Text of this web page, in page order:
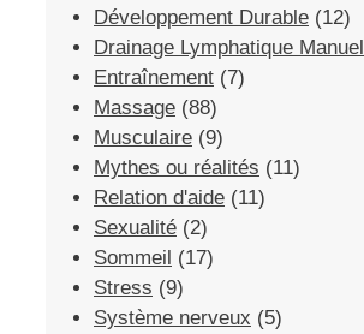
Développement Durable (12)
Drainage Lymphatique Manuel
Entraînement (7)
Massage (88)
Musculaire (9)
Mythes ou réalités (11)
Relation d'aide (11)
Sexualité (2)
Sommeil (17)
Stress (9)
Système nerveux (5)